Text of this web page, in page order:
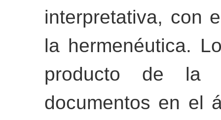
interpretativa, con
la hermenéutica.
producto de la
documentos en el